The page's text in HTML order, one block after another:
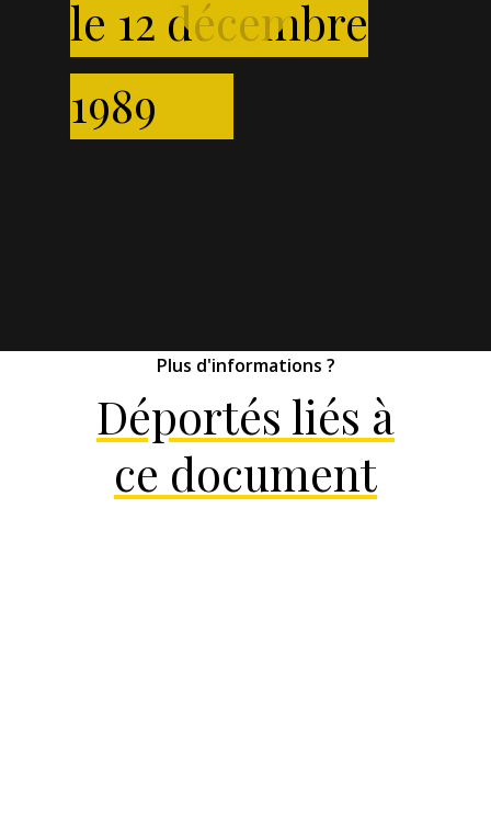
le 12 décembre
1989
Plus d'informations ?
Déportés liés à
ce document